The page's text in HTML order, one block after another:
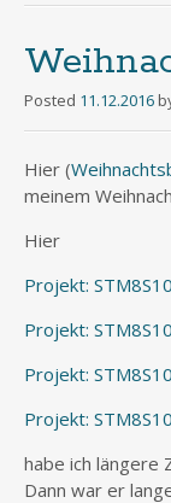
Posted 11.12.2016
Hier (
meinem
Hier
Projekt:
Projekt:
Projekt:
Projekt:
habe ich längere
Dann war er